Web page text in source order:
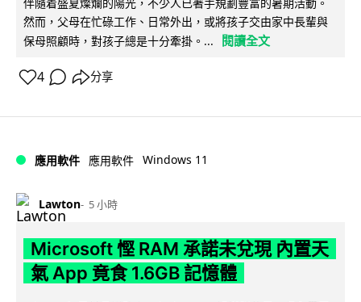
然而，父母在忙碌工作、日常外出，或將孩子交由家中長輩與
保母照顧時，對孩子總是十分牽掛。...
閱讀全文
4 分享
應用軟件 應用軟件 Windows 11
Lawton 5 小時
Microsoft 慳 RAM 承諾未兌現 內置天
氣 App 竟食 1.6GB 記憶體